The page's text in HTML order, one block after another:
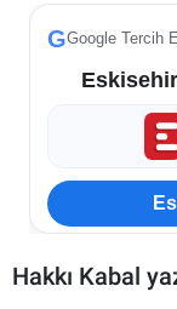
GGoogle Tercih
Hakkı Kabal
ESKİŞEHİR
Eskişehir
Eskişehir
Eskişehir